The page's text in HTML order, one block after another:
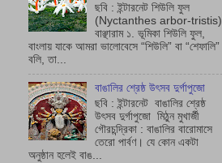
ছবি : ইন্টারনেট শিউলি ফুল
(Nyctanthes arbor-tristis)
বাঞ্ছারাম ১. ভূমিকা শিউলি ফুল,
বাংলায় যাকে আমরা ভালোবেসে “শিউলি” বা “শেফালি”
বলি, তা...
বাঙালির শ্রেষ্ঠ উৎসব দুর্গাপুজো
ছবি : ইন্টারনেট বাঙালির শ্রেষ্ঠ
উৎসব দুর্গাপুজো মিঠুন মুখার্জী
গৌরচন্দ্রিকা : বাঙালির বারোমাসে
তেরো পার্বণ। যে কোন একটা
অনুষ্ঠান হলেই বাঙ...